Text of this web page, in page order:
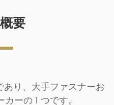
要
り、大手ファスナーお
ーの 1 つです。